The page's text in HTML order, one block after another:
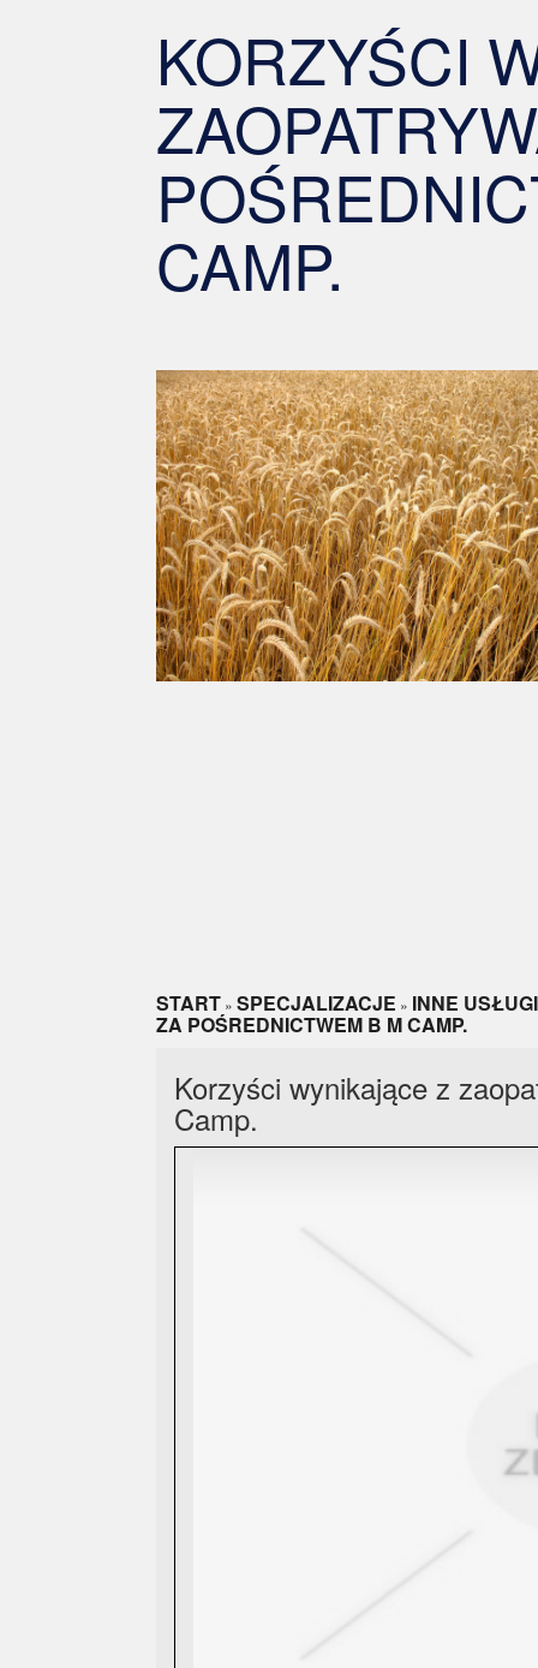
KORZYŚCI
CAMP.
START » SPECJALIZACJE » INNE USŁUGI
ZA POŚREDNICTWEM B M CAMP.
Korzyści wynikające z
Camp.